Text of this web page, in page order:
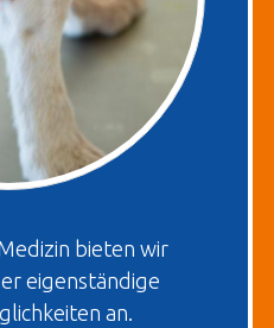
bieten wir
eigenständige
an.